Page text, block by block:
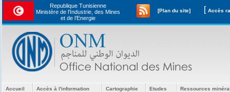
Republique Tunisienne
Ministère de l'Industrie, des Mines
et de l’Energie
[Plan du site] [
Accueil Accès à l'information Cartographie Etudes Ressources